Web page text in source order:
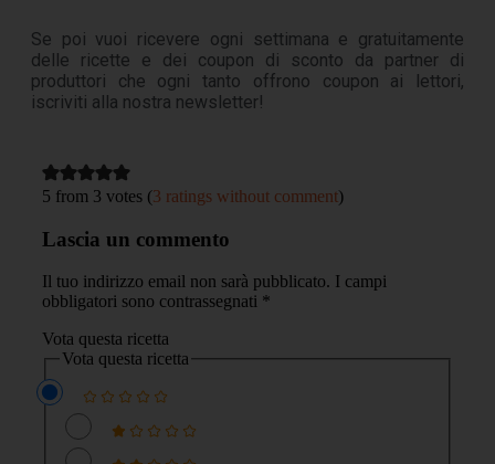
Se poi vuoi ricevere ogni settimana e gratuitamente
delle ricette e dei coupon di sconto da partner di
produttori che ogni tanto offrono coupon ai lettori,
iscriviti alla nostra newsletter!
5 from 3 votes (3 ratings without comment)
Lascia un commento
Il tuo indirizzo email non sarà pubblicato. I campi
obbligatori sono contrassegnati *
Vota questa ricetta
Vota questa ricetta